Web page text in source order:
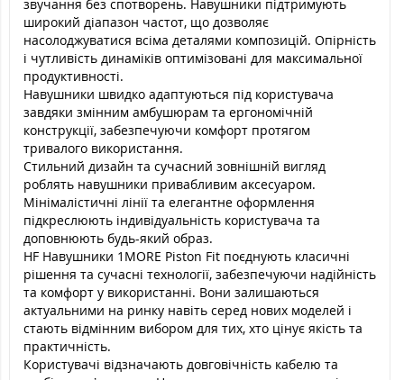
звучання без спотворень. Навушники підтримують
широкий діапазон частот, що дозволяє
насолоджуватися всіма деталями композицій. Опірність
і чутливість динаміків оптимізовані для максимальної
продуктивності.
Навушники швидко адаптуються під користувача
завдяки змінним амбушюрам та ергономічній
конструкції, забезпечуючи комфорт протягом
тривалого використання.
Стильний дизайн та сучасний зовнішній вигляд
роблять навушники привабливим аксесуаром.
Мінімалістичні лінії та елегантне оформлення
підкреслюють індивідуальність користувача та
доповнюють будь-який образ.
HF Навушники 1MORE Piston Fit поєднують класичні
рішення та сучасні технології, забезпечуючи надійність
та комфорт у використанні. Вони залишаються
актуальними на ринку навіть серед нових моделей і
стають відмінним вибором для тих, хто цінує якість та
практичність.
Користувачі відзначають довговічність кабелю та